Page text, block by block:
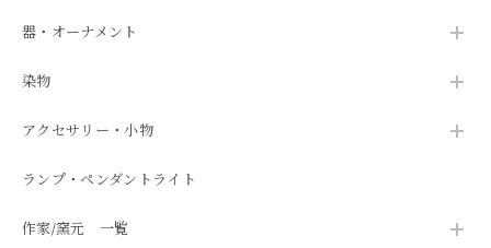
器・オーナメント
染物
アクセサリー・小物
ランプ・ペンダントライト
作家/窯元 一覧